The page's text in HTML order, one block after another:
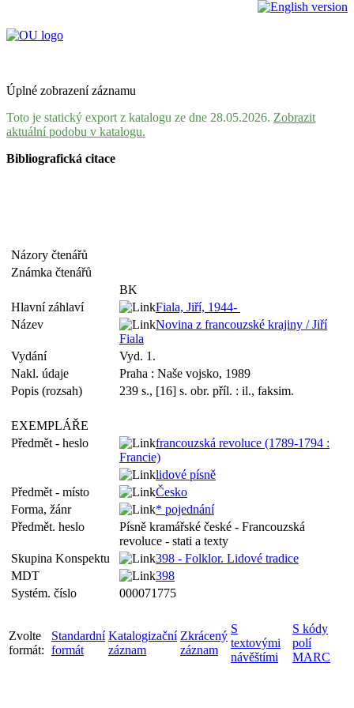
Úplné zobrazení záznamu
Toto je statický export z katalogu ze dne 28.05.2026. Zobrazit
aktuální podobu v katalogu.
Bibliografická citace
Názory čtenářů
Známka čtenářů
BK
Hlavní záhlaví
Fiala, Jiří, 1944-
Název
Novina z francouzské krajiny / Jiří
Fiala
Vydání
Vyd. 1.
Nakl. údaje
Praha : Naše vojsko, 1989
Popis (rozsah)
239 s., [16] s. obr. příl. : il., faksim.
EXEMPLÁŘE
Předmět - heslo
francouzská revoluce (1789-1794 :
Francie)
lidové písně
Předmět - místo
Česko
Forma, žánr
* pojednání
Předmět. heslo
Písně kramářské české - Francouzská
revoluce - stati a texty
Skupina Konspektu
398 - Folklor. Lidové tradice
MDT
398
Systém. číslo
000071775
Zvolte
formát:
Standardní
formát
Katalogizační
záznam
Zkrácený
záznam
S
textovými
návěštími
S kódy
polí
MARC